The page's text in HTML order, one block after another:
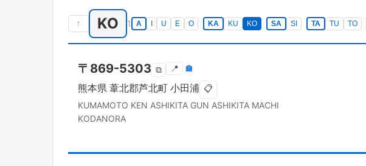
↑ KO 1 A U E O KA KU KO SA SI TA TU TO
〒 869-5303 ⧉ 📍 🏣
熊本県 葦北郡芦北町 小田浦 📋
KUMAMOTO KEN ASHIKITA GUN ASHIKITA MACHI
KODANORA